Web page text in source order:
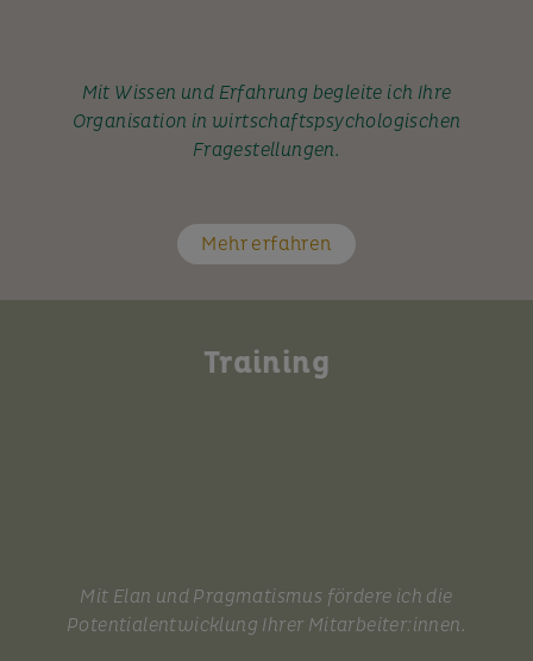
Mit Wissen und Erfahrung begleite ich Ihre
Organisation in wirtschaftspsychologischen
Fragestellungen.
Mehr erfahren
Training
Mit Elan und Pragmatismus fördere ich die
Potentialentwicklung Ihrer Mitarbeiter:innen.